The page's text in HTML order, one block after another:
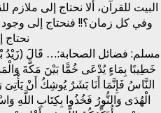
البيت للقرآن، ألا نحتاج إلى
وفي كل زمان؟!! فنحتاج إلى وجود
نحتاج
مسلم: فضائل الصحابة:… قَالَ (زَيْدُ
خَطِيبًا بِمَاءٍ يُدْعَى خُمًّا بَيْنَ مَكَّةَ
النَّاسُ فَإِنَّمَا أَنَا بَشَرٌ يُوشِكُ أَنْ
الْهُدَى وَالنُّورُ فَخُذُوا بِكِتَابِ